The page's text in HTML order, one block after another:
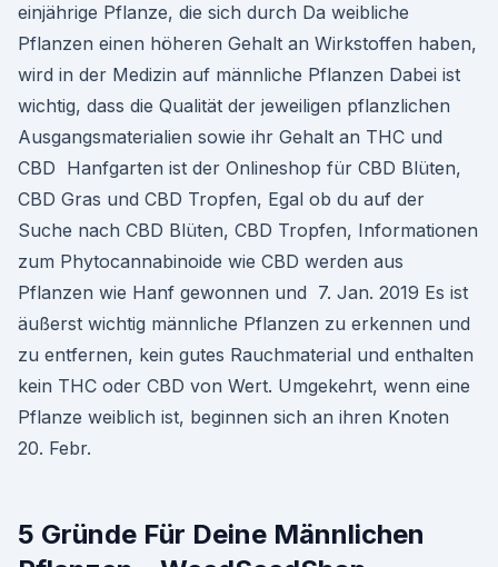
einjährige Pflanze, die sich durch Da weibliche
Pflanzen einen höheren Gehalt an Wirkstoffen haben,
wird in der Medizin auf männliche Pflanzen Dabei ist
wichtig, dass die Qualität der jeweiligen pflanzlichen
Ausgangsmaterialien sowie ihr Gehalt an THC und
CBD Hanfgarten ist der Onlineshop für CBD Blüten,
CBD Gras und CBD Tropfen, Egal ob du auf der
Suche nach CBD Blüten, CBD Tropfen, Informationen
zum Phytocannabinoide wie CBD werden aus
Pflanzen wie Hanf gewonnen und 7. Jan. 2019 Es ist
äußerst wichtig männliche Pflanzen zu erkennen und
zu entfernen, kein gutes Rauchmaterial und enthalten
kein THC oder CBD von Wert. Umgekehrt, wenn eine
Pflanze weiblich ist, beginnen sich an ihren Knoten
20. Febr.
5 Gründe Für Deine Männlichen